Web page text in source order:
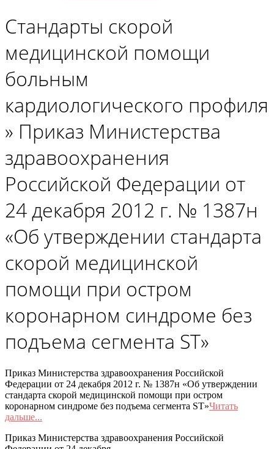
Стандарты скорой
медицинской помощи
больным
кардиологического профиля
» Приказ Министерства
здравоохранения
Российской Федерации от
24 декабря 2012 г. № 1387н
«Об утверждении стандарта
скорой медицинской
помощи при остром
коронарном синдроме без
подъема сегмента ST»
Приказ Министерства здравоохранения Российской
Федерации от 24 декабря 2012 г. № 1387н «Об утверждении
стандарта скорой медицинской помощи при остром
коронарном синдроме без подъема сегмента ST»Читать
дальше...
Приказ Министерства здравоохранения Российской